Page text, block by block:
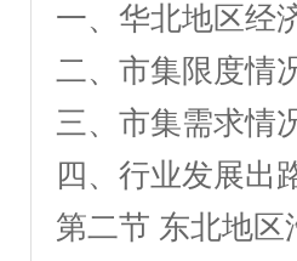
一、华北地区经
二、市集限度情
三、市集需求情
四、行业发展出
第二节 东北地